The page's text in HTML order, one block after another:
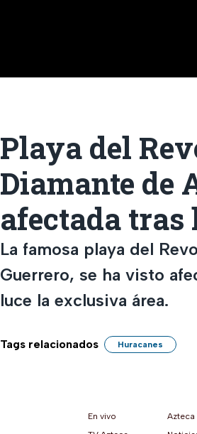
Playa del
Diamante de
afectada
La famosa playa del
Guerrero, se ha visto
luce la exclusiva área.
Tags relacionados Huracanes
En vivo
Azteca